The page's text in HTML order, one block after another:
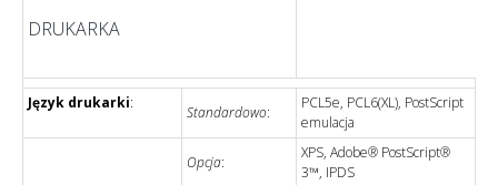
DRUKARKA
Język drukarki:
Standardowo:
PCL5e, PCL6(XL), PostScript
emulacja
Opcja:
XPS, Adobe® PostScript®
3™, IPDS